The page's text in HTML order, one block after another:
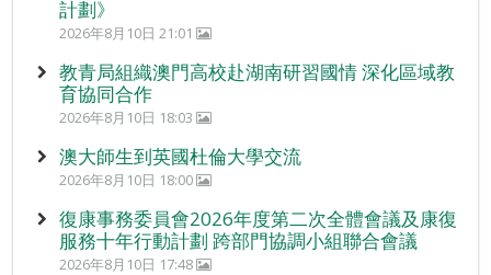
計劃》
2026年8月10日 21:01
教青局組織澳門高校赴湖南研習國情 深化區域教
育協同合作
2026年8月10日 18:03
澳大師生到英國杜倫大學交流
2026年8月10日 18:00
復康事務委員會2026年度第二次全體會議及康復
服務十年行動計劃 跨部門協調小組聯合會議
2026年8月10日 17:48